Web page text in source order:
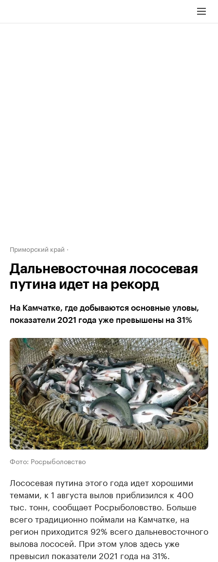
Приморский край
Дальневосточная лососевая
путина идет на рекорд
На Камчатке, где добываются основные уловы,
показатели 2021 года уже превышены на 31%
Фото: Росрыболовство
Лососевая путина этого года идет хорошими
темами, к 1 августа вылов приблизился к 400
тыс. тонн, сообщает Росрыболовство. Больше
всего традиционно поймали на Камчатке, на
регион приходится 92% всего дальневосточного
вылова лососей. При этом улов здесь уже
превысил показатели 2021 года на 31%.